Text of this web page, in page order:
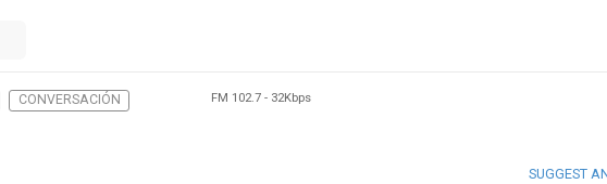
CONVERSACIÓN
FM 102.7 - 32Kbps
SUGGEST